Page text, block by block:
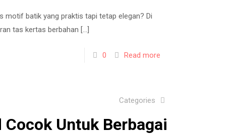
motif batik yang praktis tapi tetap elegan? Di
tas kertas berbahan […]
0 Read more
Categories
Untuk Berbagai